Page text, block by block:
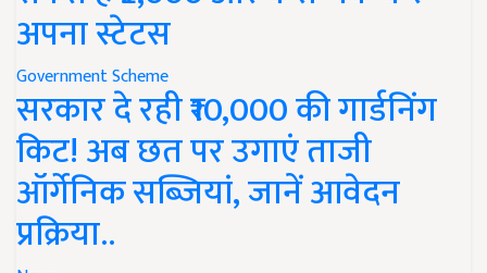
अपना स्टेटस
Government Scheme
सरकार दे रही ₹10,000 की गार्डनिंग
किट! अब छत पर उगाएं ताजी
ऑर्गेनिक सब्जियां, जानें आवेदन
प्रक्रिया..